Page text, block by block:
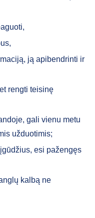
ją apibendrinti ir
rengti teisinę
gali vienu metu
užduotimis;
esi pažengęs
kalbą ne